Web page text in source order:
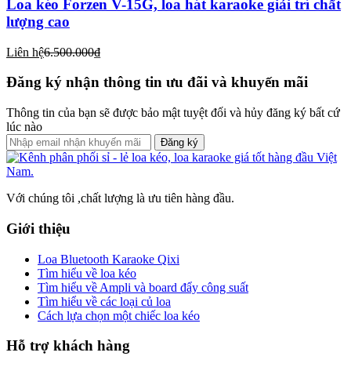
Loa kéo Forzen V-15G, loa hát karaoke giải trí chất
lượng cao
Liên hệ6.500.000₫
Đăng ký nhận thông tin ưu đãi và khuyến mãi
Thông tin của bạn sẽ được bảo mật tuyệt đối và hủy đăng ký bất cứ
lúc nào
Đăng ký
Với chúng tôi ,chất lượng là ưu tiên hàng đầu.
Giới thiệu
Loa Bluetooth Karaoke Qixi
Tìm hiểu về loa kéo
Tìm hiểu về Ampli và board đẩy công suất
Tìm hiểu về các loại củ loa
Cách lựa chọn một chiếc loa kéo
Hỗ trợ khách hàng